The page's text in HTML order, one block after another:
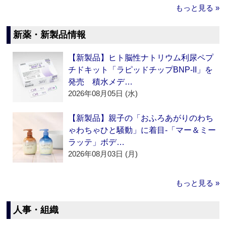
もっと見る »
新薬・新製品情報
【新製品】ヒト脳性ナトリウム利尿ペプ
チドキット「ラピッドチップBNP-II」を
発売 積水メデ…
2026年08月05日 (水)
【新製品】親子の「おふろあがりのわち
ゃわちゃひと騒動」に着目‐「マー＆ミー
ラッテ」ボデ…
2026年08月03日 (月)
もっと見る »
人事・組織